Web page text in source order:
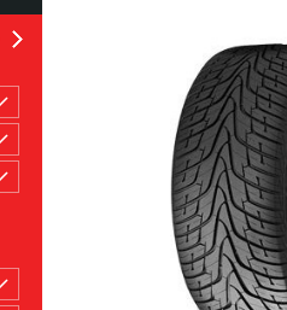
ROULAGE À PLAT